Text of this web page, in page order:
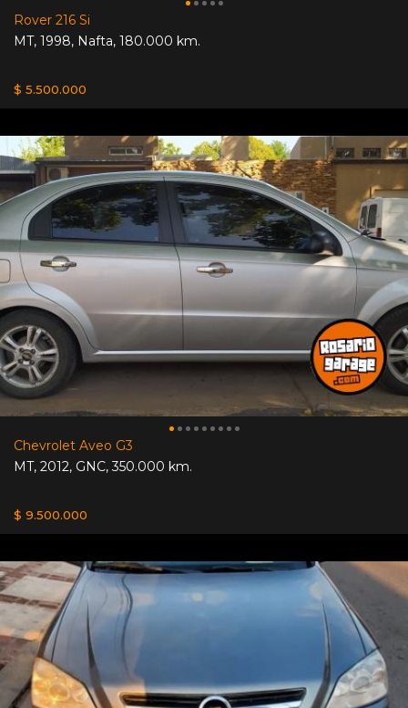
Rover 216 Si
MT, 1998, Nafta, 180.000 km.
$ 5.500.000
Chevrolet Aveo G3
MT, 2012, GNC,350.000 km.
$ 9.500.000